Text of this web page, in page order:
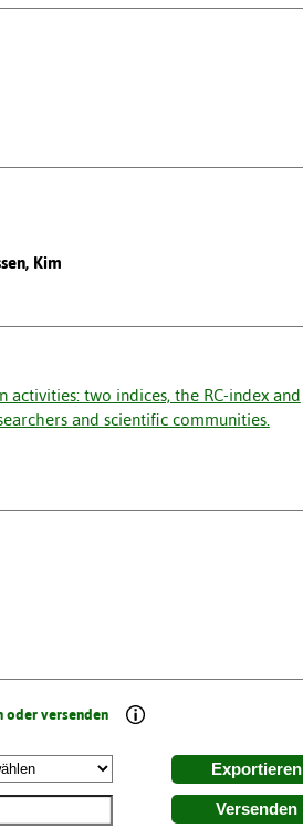
Kim
two indices, the RC-index and
and scientific communities.
oder versenden
Exportieren
Versenden